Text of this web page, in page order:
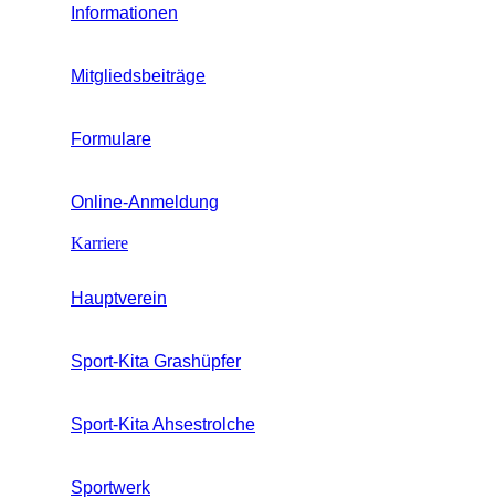
Informationen
Mitgliedsbeiträge
Formulare
Online-Anmeldung
Karriere
Hauptverein
Sport-Kita Grashüpfer
Sport-Kita Ahsestrolche
Sportwerk